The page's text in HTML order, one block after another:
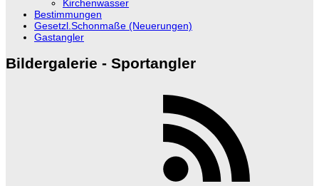
Kirchenwasser
Bestimmungen
Gesetzl.Schonmaße (Neuerungen)
Gastangler
Bildergalerie - Sportangler